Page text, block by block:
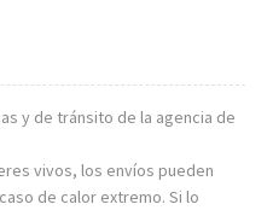
y de tránsito de la agencia de
vivos, los envíos pueden
de calor extremo. Si lo